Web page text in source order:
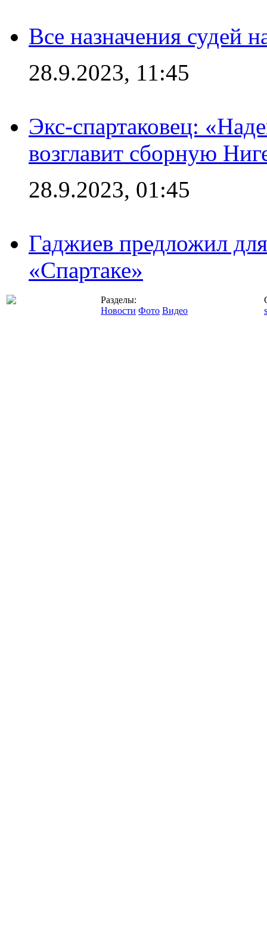
Все назначения судей
28.9.2023, 11:45
Экс-спартаковец:
возглавит сборную
28.9.2023, 01:45
Гаджиев предложил
«Спартаке»
Разделы:
Новости Фото Видео